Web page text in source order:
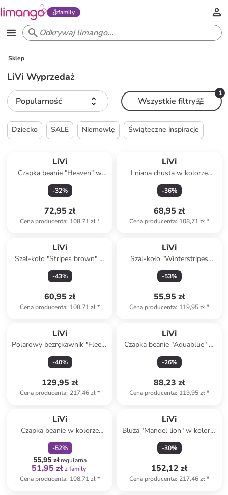
family
Sklep
LiVi Wyprzedaż
Popularność
1
Wszystkie filtry
Dziecko SALE Niemowlę Świąteczne inspiracje
LiVi
Czapka beanie "Heaven" w
kolorze błękitnym
-32%
72,95 zł
Cena producenta: 108,71 zł*
LiVi
Lniana chusta w kolorze
antracytowym
-36%
68,95 zł
Cena producenta: 108,71 zł*
LiVi
Szal-koło "Stripes brown" w
kolorze brązowym - 50 x 24
cm
-43%
60,95 zł
Cena producenta: 108,71 zł*
LiVi
Szal-koło "Winterstripes
oldrose" w kolorze
szaroróżowym - 50 x 24 cm
-53%
55,95 zł
Cena producenta: 119,95 zł*
LiVi
Polarowy bezrękawnik "Fleece
Brown" w kolorze brązowym
-40%
129,95 zł
Cena producenta: 217,46 zł*
LiVi
Czapka beanie "Aquablue" w
kolorze niebieskim
-26%
88,23 zł
Cena producenta: 119,95 zł*
LiVi
Czapka beanie w kolorze
fioletowym
-52%
55,95 złregularna
51,95 zł z family
Cena producenta: 108,71 zł*
LiVi
Bluza "Mandel lion" w kolorze
szarobrązowym
-30%
152,12 zł
Cena producenta: 217,46 zł*